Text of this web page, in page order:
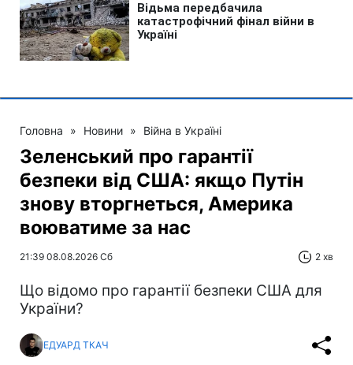
Головна » Новини » Війна в Україні
Зеленський про гарантії
безпеки від США: якщо Путін
знову вторгнеться, Америка
воюватиме за нас
21:39 08.08.2026 Сб 2 хв
Що відомо про гарантії безпеки США для
України?
ЕДУАРД ТКАЧ